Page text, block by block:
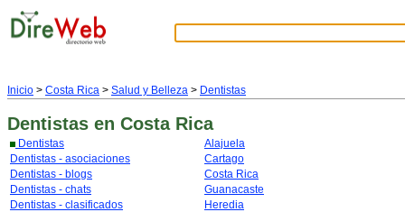
Inicio > Costa Rica > Salud y Belleza > Dentistas
Dentistas en Costa Rica
Dentistas
Dentistas - asociaciones
Dentistas - blogs
Dentistas - chats
Dentistas - clasificados
Alajuela
Cartago
Costa Rica
Guanacaste
Heredia